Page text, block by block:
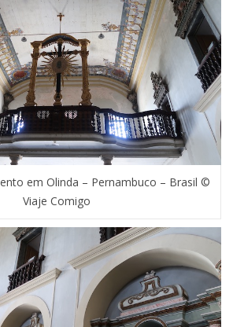
em Olinda – Pernambuco – Brasil ©
Viaje Comigo